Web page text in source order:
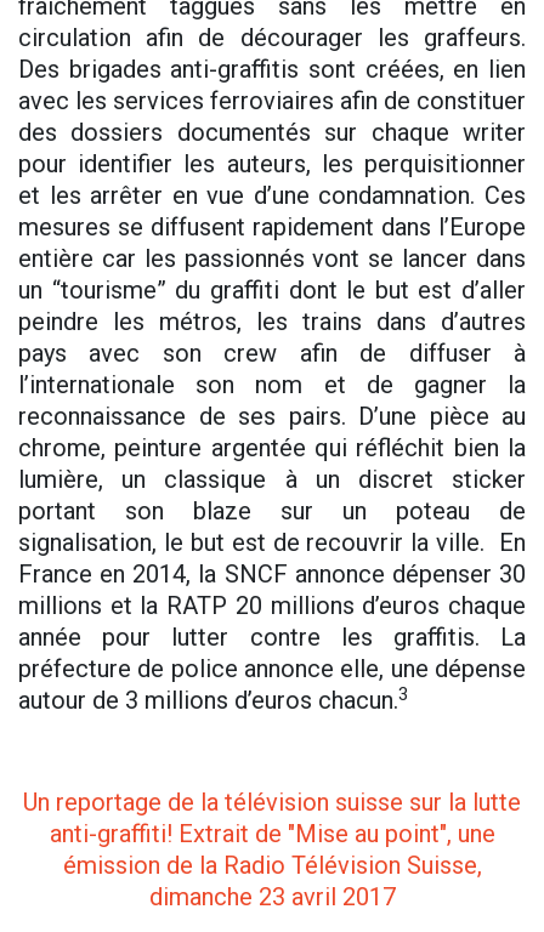
fraîchement taggués sans les mettre en
circulation afin de décourager les graffeurs.
Des brigades anti-graffitis sont créées, en lien
avec les services ferroviaires afin de constituer
des dossiers documentés sur chaque writer
pour identifier les auteurs, les perquisitionner
et les arrêter en vue d’une condamnation. Ces
mesures se diffusent rapidement dans l’Europe
entière car les passionnés vont se lancer dans
un “tourisme” du graffiti dont le but est d’aller
peindre les métros, les trains dans d’autres
pays avec son crew afin de diffuser à
l’internationale son nom et de gagner la
reconnaissance de ses pairs. D’une pièce au
chrome, peinture argentée qui réfléchit bien la
lumière, un classique à un discret sticker
portant son blaze sur un poteau de
signalisation, le but est de recouvrir la ville. En
France en 2014, la SNCF annonce dépenser 30
millions et la RATP 20 millions d’euros chaque
année pour lutter contre les graffitis. La
préfecture de police annonce elle, une dépense
autour de 3 millions d’euros chacun.3
Un reportage de la télévision suisse sur la lutte
anti-graffiti! Extrait de "Mise au point", une
émission de la Radio Télévision Suisse,
dimanche 23 avril 2017